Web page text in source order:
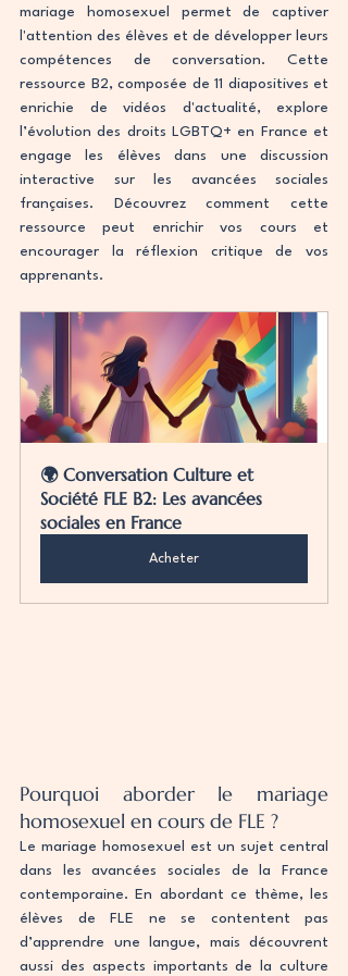
mariage homosexuel permet de captiver
l'attention des élèves et de développer leurs
compétences de conversation. Cette
ressource B2, composée de 11 diapositives et
enrichie de vidéos d'actualité, explore
l’évolution des droits LGBTQ+ en France et
engage les élèves dans une discussion
interactive sur les avancées sociales
françaises. Découvrez comment cette
ressource peut enrichir vos cours et
encourager la réflexion critique de vos
apprenants.
🌍 Conversation Culture et
Société FLE B2: Les avancées
sociales en France
Acheter
Pourquoi aborder le mariage
homosexuel en cours de FLE ?
Le mariage homosexuel est un sujet central
dans les avancées sociales de la France
contemporaine. En abordant ce thème, les
élèves de FLE ne se contentent pas
d’apprendre une langue, mais découvrent
aussi des aspects importants de la culture